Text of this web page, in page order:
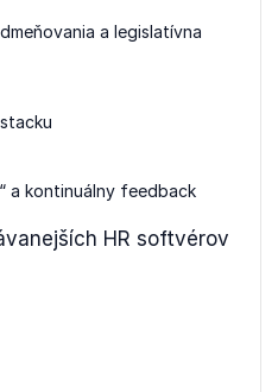
a legislatívna
a kontinuálny feedback
HR softvérov